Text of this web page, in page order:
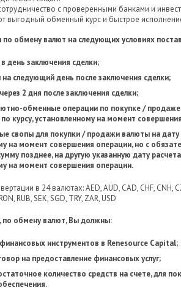
с проверенными банками и
выгодный обменный курс и быстрое
обмену валют на следующих условиях
день заключения сделки;
на следующий день после заключения сделки;
2 дня после заключения сделки;
обменные операции по покупке /
курсу, установленному на момент
свопы для покупки / продажи валюты на
на момент совершения операции, но с
позднее, на другую указанную дату
на момент совершения операции.
в 24 валютах: AED, AUD, CAD, CHF, CNH,
RUB, SEK, SGD, TRY, ZAR, USD
по обмену валют, Вы должны:
инструментов в Renesource Capital;
на предоставление финансовых услуг;
количество средств на счете, для